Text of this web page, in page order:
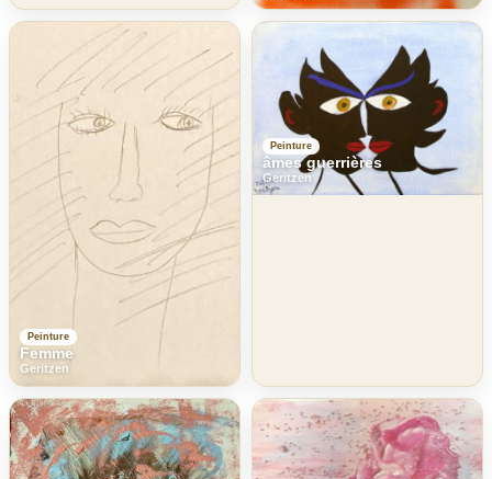
Peinture
Femme
Geritzen
Peinture
âmes guerrières
Geritzen